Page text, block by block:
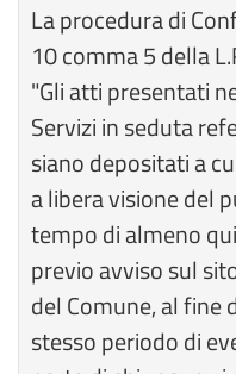
La procedura di
10 comma 5 della
"Gli atti presentati
Servizi in seduta
siano depositati a
a libera visione del
tempo di almeno
previo avviso sul
del Comune, al fine
stesso periodo di